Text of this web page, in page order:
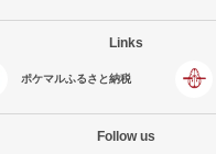
Links
ポケマルふるさと納税
Follow us